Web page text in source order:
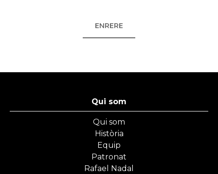
ENRERE
Qui som
Qui som
Història
Equip
Patronat
Rafael Nadal